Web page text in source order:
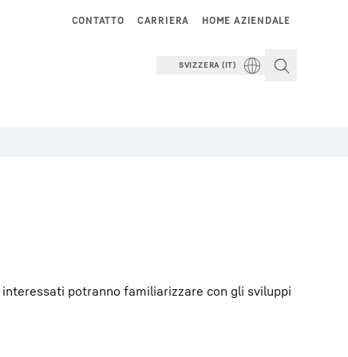
HOME AZIENDALE
CARRIERA
CONTATTO
SVIZZERA (IT)
potranno familiarizzare con gli sviluppi